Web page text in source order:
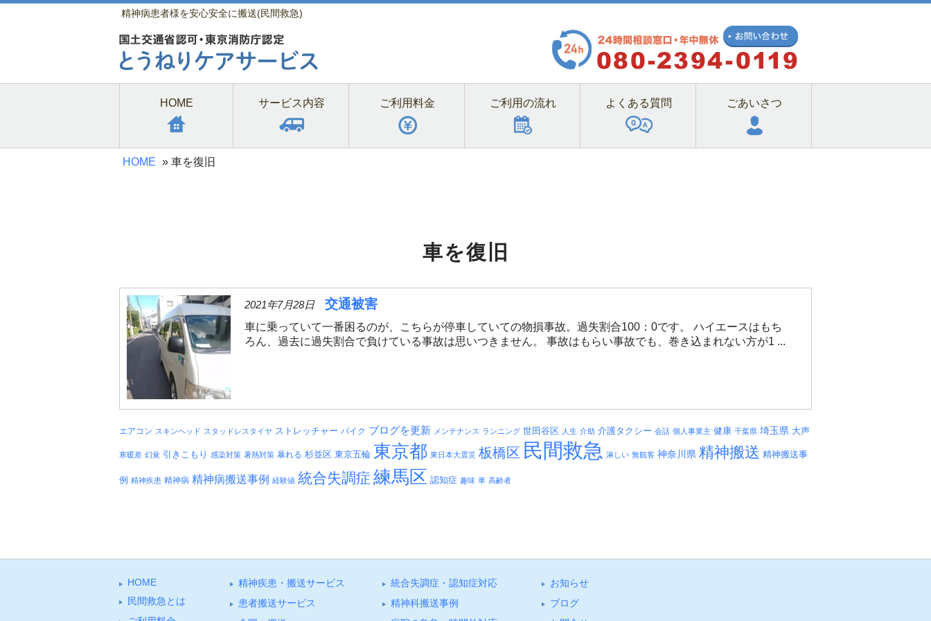
精神病患者様を安心安全に搬送(民間救急)
HOME サービス内容 ご利用料金 ご利用の流れ よくある質問 ごあいさつ
HOME » 車を復旧
車を復旧
2021年7月28日 交通被害
車に乗っていて一番困るのが、こちらが停車していての物損事故。過失割合100：0です。 ハイエースはもち
ろん、過去に過失割合で負けている事故は思いつきません。 事故はもらい事故でも、巻き込まれない方が1 ...
エアコン スキンヘッド スタッドレスタイヤ ストレッチャー バイク ブログを更新 メンテナンス ランニング 世田谷区 人生 介助 介護タクシー 会話 個人事業主 健康 千葉県 埼玉県 大声
寒暖差 幻覚 引きこもり 感染対策 暑熱対策 暴れる 杉並区 東京五輪 東京都 東日本大震災 板橋区 民間救急 淋しい 無観客 神奈川県 精神搬送 精神搬送事
例 精神疾患 精神病 精神病搬送事例 経験値 統合失調症 練馬区 認知症 趣味 車 高齢者
HOME
⺠間救急とは
精神疾患・搬送サービス
患者搬送サービス
統合失調症・認知症対応
精神科搬送事例
お知らせ
ブログ